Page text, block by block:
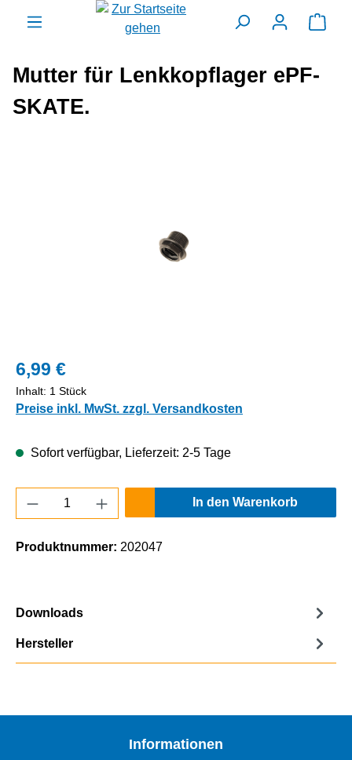
springen
Mutter für Lenkkopflager ePF-
SKATE.
6,99 €
Inhalt: 1 Stück
Preise inkl. MwSt. zzgl. Versandkosten
Sofort verfügbar, Lieferzeit: 2-5 Tage
Produkt Anzahl: Gib den gewünschten
In den Warenkorb
Produktnummer: 202047
Downloads
Hersteller
Informationen